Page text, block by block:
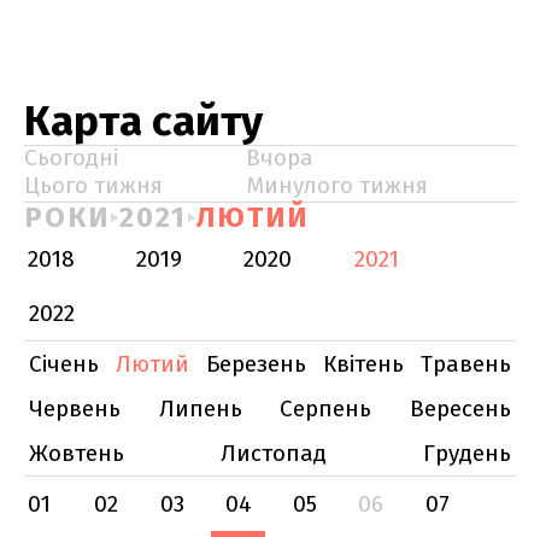
Карта сайту
Сьогодні
Вчора
Цього тижня
Минулого тижня
РОКИ 2021 ЛЮТИЙ
2018 2019 2020
2021
2022
Січень
Лютий Березень Квітень
Травень
Червень
Липень Серпень
Вересень
Жовтень
Листопад
Грудень
01
02 03 04 05 06
07